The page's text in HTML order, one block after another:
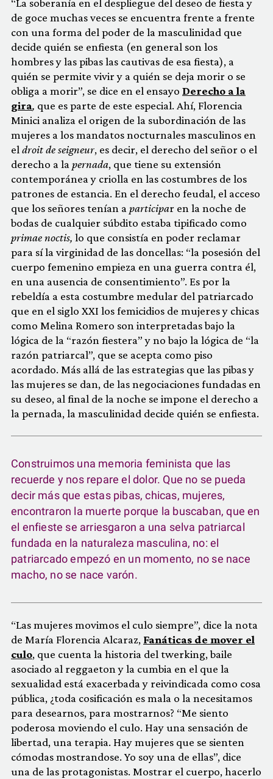
“La soberanía en el despliegue del deseo de fiesta y
de goce muchas veces se encuentra frente a frente
con una forma del poder de la masculinidad que
decide quién se enfiesta (en general son los
hombres y las pibas las cautivas de esa fiesta), a
quién se permite vivir y a quién se deja morir o se
obliga a morir”, se dice en el ensayo Derecho a la
gira, que es parte de este especial. Ahí, Florencia
Minici analiza el origen de la subordinación de las
mujeres a los mandatos nocturnales masculinos en
el droit de seigneur, es decir, el derecho del señor o el
derecho a la pernada, que tiene su extensión
contemporánea y criolla en las costumbres de los
patrones de estancia. En el derecho feudal, el acceso
que los señores tenían a participar en la noche de
bodas de cualquier súbdito estaba tipificado como
primae noctis, lo que consistía en poder reclamar
para sí la virginidad de las doncellas: “la posesión del
cuerpo femenino empieza en una guerra contra él,
en una ausencia de consentimiento”. Es por la
rebeldía a esta costumbre medular del patriarcado
que en el siglo XXI los femicidios de mujeres y chicas
como Melina Romero son interpretadas bajo la
lógica de la “razón fiestera” y no bajo la lógica de “la
razón patriarcal”, que se acepta como piso
acordado. Más allá de las estrategias que las pibas y
las mujeres se dan, de las negociaciones fundadas en
su deseo, al final de la noche se impone el derecho a
la pernada, la masculinidad decide quién se enfiesta.
Construimos una memoria feminista que las
recuerde y nos repare el dolor. Que no se pueda
decir más que estas pibas, chicas, mujeres,
encontraron la muerte porque la buscaban, que en
el enfieste se arriesgaron a una selva patriarcal
fundada en la naturaleza masculina, no: el
patriarcado empezó en un momento, no se nace
macho, no se nace varón.
“Las mujeres movimos el culo siempre”, dice la nota
de María Florencia Alcaraz, Fanáticas de mover el
culo, que cuenta la historia del twerking, baile
asociado al reggaeton y la cumbia en el que la
sexualidad está exacerbada y reivindicada como cosa
pública, ¿toda cosificación es mala o la necesitamos
para desearnos, para mostrarnos? “Me siento
poderosa moviendo el culo. Hay una sensación de
libertad, una terapia. Hay mujeres que se sienten
cómodas mostrandose. Yo soy una de ellas”, dice
una de las protagonistas. Mostrar el cuerpo, hacerlo